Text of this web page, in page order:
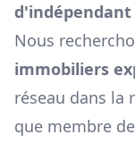
Nous
immobiliers
réseau dans la
que membre